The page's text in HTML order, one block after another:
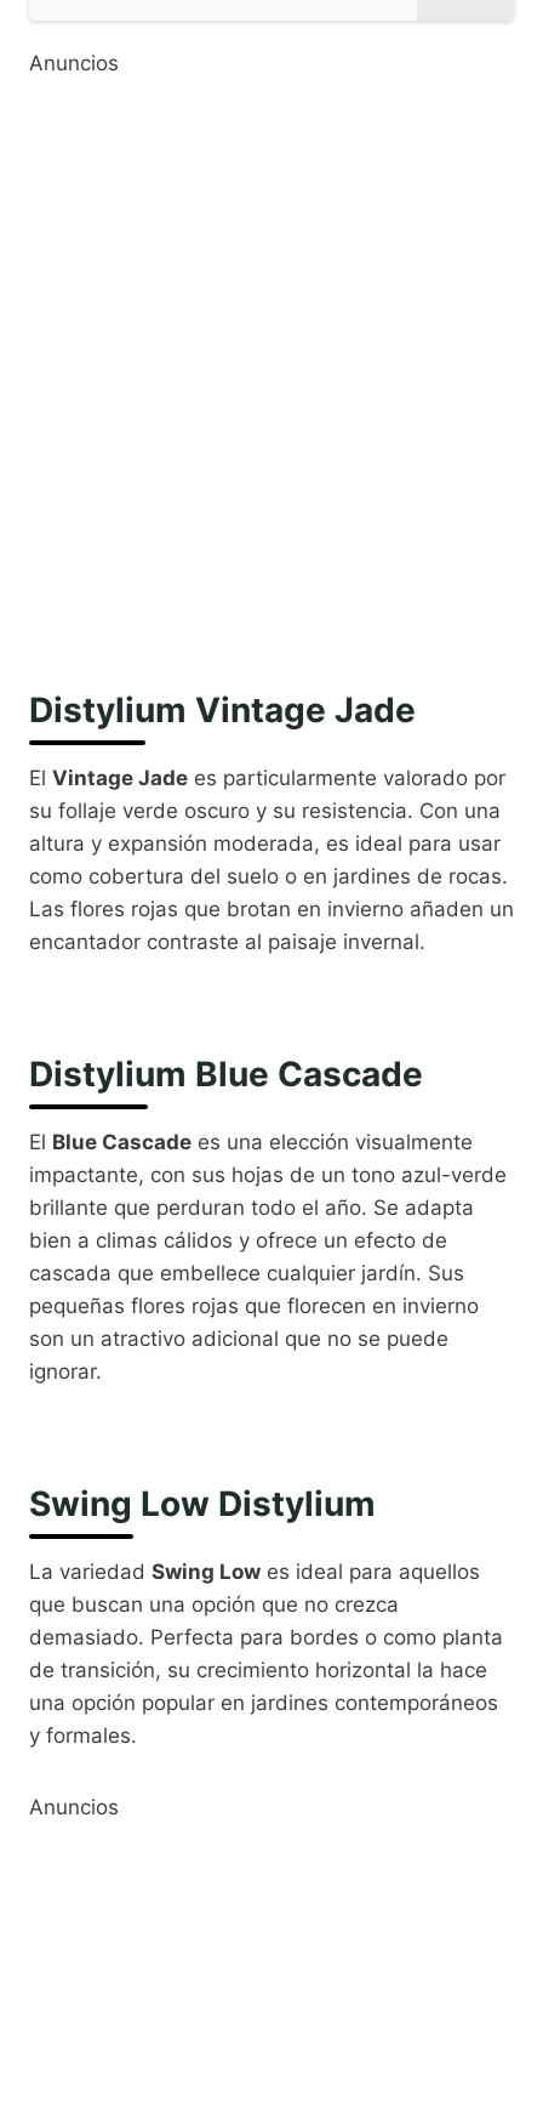
Anuncios
Distylium Vintage Jade
El Vintage Jade es particularmente valorado por
su follaje verde oscuro y su resistencia. Con una
altura y expansión moderada, es ideal para usar
como cobertura del suelo o en jardines de rocas.
Las flores rojas que brotan en invierno añaden un
encantador contraste al paisaje invernal.
Distylium Blue Cascade
El Blue Cascade es una elección visualmente
impactante, con sus hojas de un tono azul-verde
brillante que perduran todo el año. Se adapta
bien a climas cálidos y ofrece un efecto de
cascada que embellece cualquier jardín. Sus
pequeñas flores rojas que florecen en invierno
son un atractivo adicional que no se puede
ignorar.
Swing Low Distylium
La variedad Swing Low es ideal para aquellos
que buscan una opción que no crezca
demasiado. Perfecta para bordes o como planta
de transición, su crecimiento horizontal la hace
una opción popular en jardines contemporáneos
y formales.
Anuncios